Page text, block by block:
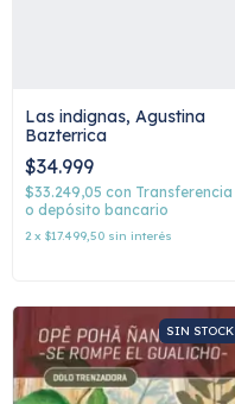
Las indignas, Agustina
Bazterrica
$34.999
$33.249,05 con Transferencia
o depósito bancario
2 x $17.499,50 sin interés
SIN STOCK